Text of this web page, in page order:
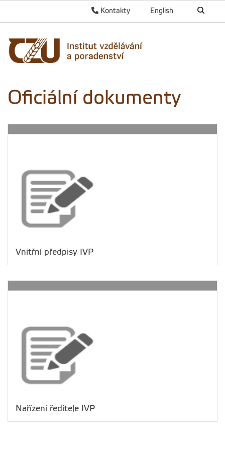
English
Kontakty
Oficiální dokumenty
Vnitřní předpisy IVP
Nařízení ředitele IVP